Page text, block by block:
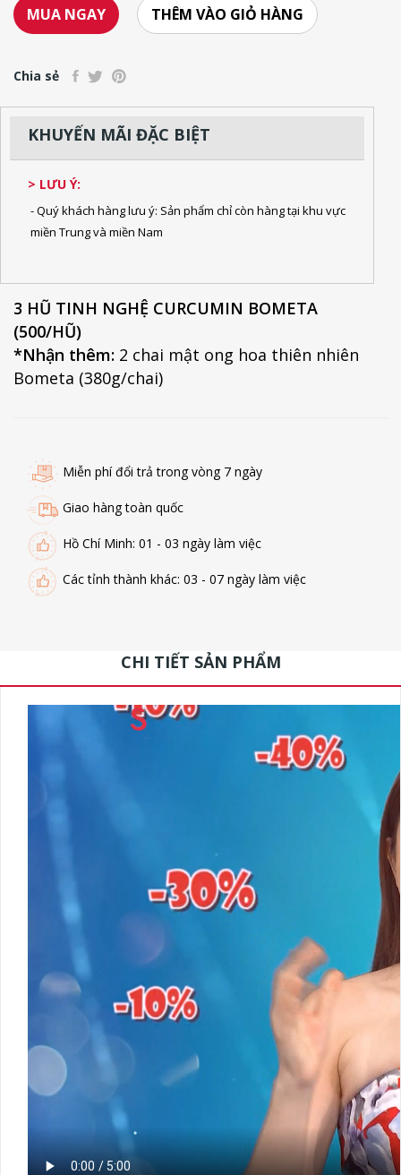
MUA NGAY THÊM VÀO GIỎ HÀNG
Chia sẻ
KHUYẾN MÃI ĐẶC BIỆT
> LƯU Ý:
- Quý khách hàng lưu ý: Sản phẩm chỉ còn hàng tại khu vực
miền Trung và miền Nam
3 HŨ TINH NGHỆ CURCUMIN BOMETA
(500/HŨ)
*Nhận thêm: 2 chai mật ong hoa thiên nhiên
Bometa (380g/chai)
Miễn phí đổi trả trong vòng 7 ngày
Giao hàng toàn quốc
Hồ Chí Minh: 01 - 03 ngày làm việc
Các tỉnh thành khác: 03 - 07 ngày làm việc
CHI TIẾT SẢN PHẨM